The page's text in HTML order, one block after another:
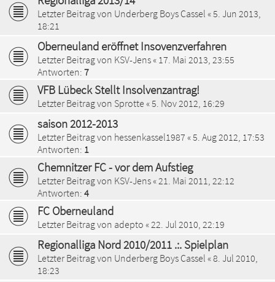
Letzter Beitrag von Underberg Boys Cassel «5. Jun 2013,
18:21
Oberneuland eröffnet Insovenzverfahren
Letzter Beitrag von KSV-Jens« 17. Mai 2013, 23:55
Antworten: 7
VFB Lübeck Stellt Insolvenzantrag!
Letzter Beitrag von Sprotte «5. Nov 2012, 16:29
saison 2012-2013
Letzter Beitrag von hessenkassel1987 «5. Aug 2012, 17:53
Antworten: 1
Chemnitzer FC - vor dem Aufstieg
Letzter Beitrag von KSV-Jens« 21. Mai 2011, 22:12
Antworten: 4
FC Oberneuland
Letzter Beitrag von adepto « 22. Jul 2010, 22:19
Regionalliga Nord 2010/2011 .:. Spielplan
Letzter Beitrag von Underberg Boys Cassel «8. Jul 2010,
18:23